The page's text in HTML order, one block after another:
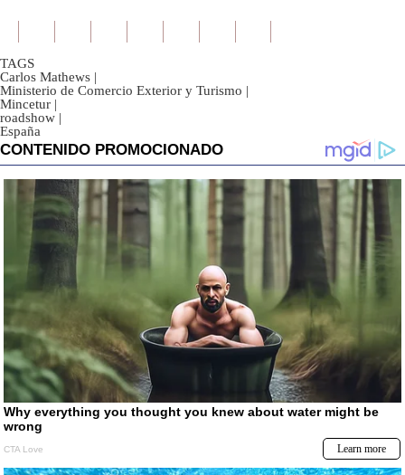
TAGS
Carlos Mathews |
Ministerio de Comercio Exterior y Turismo |
Mincetur |
roadshow |
España